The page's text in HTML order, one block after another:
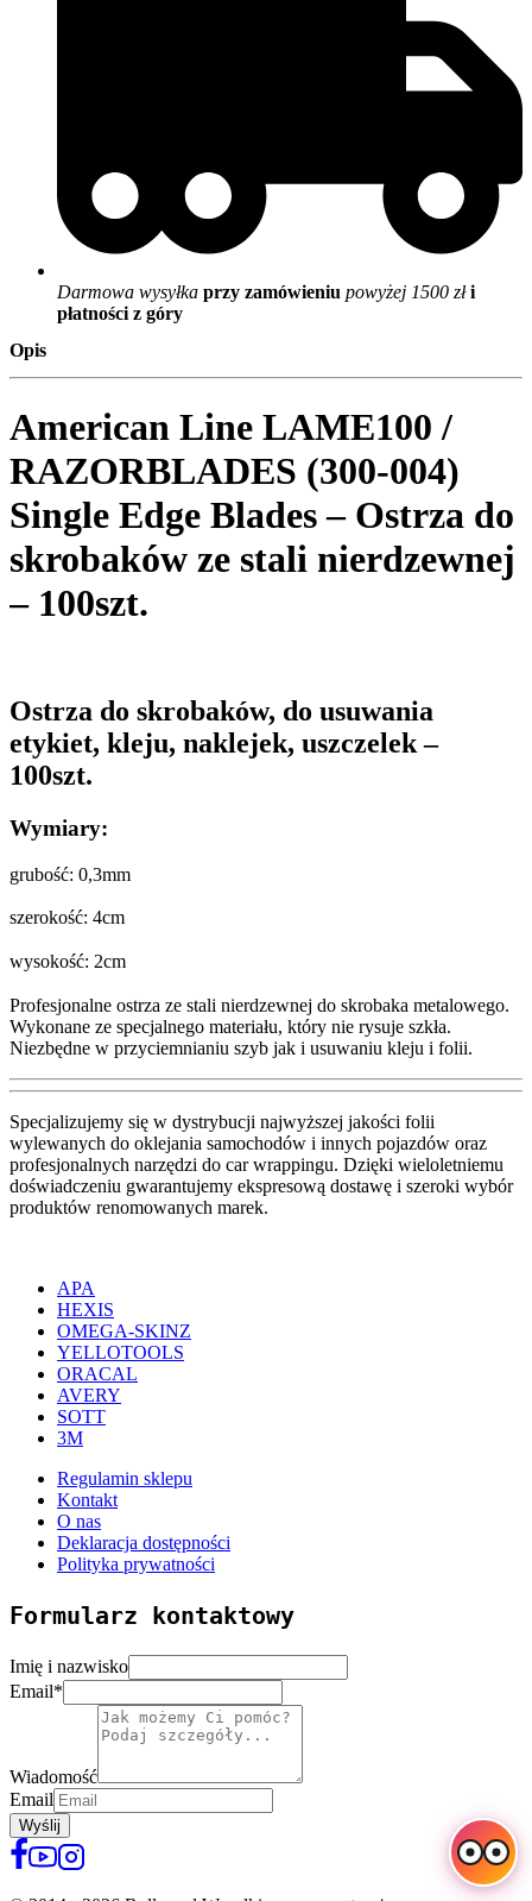
Darmowa wysyłka przy zamówieniu powyżej 1500 złi
płatności z góry
Opis
American Line LAME100 /
RAZORBLADES (300-004)
Single Edge Blades – Ostrza do
skrobaków ze stali nierdzewnej
– 100szt.
Ostrza do skrobaków, do usuwania
etykiet, kleju, naklejek, uszczelek –
100szt.
Wymiary:
grubość: 0,3mm
szerokość: 4cm
wysokość: 2cm
Profesjonalne ostrza ze stali nierdzewnej do skrobaka metalowego.
Wykonane ze specjalnego materiału, który nie rysuje szkła.
Niezbędne w przyciemnianiu szyb jak i usuwaniu kleju i folii.
Specjalizujemy się w dystrybucji najwyższej jakości folii
wylewanych do oklejania samochodów i innych pojazdów oraz
profesjonalnych narzędzi do car wrappingu. Dzięki wieloletniemu
doświadczeniu gwarantujemy ekspresową dostawę i szeroki wybór
produktów renomowanych marek.
APA
HEXIS
OMEGA-SKINZ
YELLOTOOLS
ORACAL
AVERY
SOTT
3M
Regulamin sklepu
Kontakt
O nas
Deklaracja dostępności
Polityka prywatności
Formularz kontaktowy
Imię i nazwisko
Email*
Wiadomość
Email
Wyślij